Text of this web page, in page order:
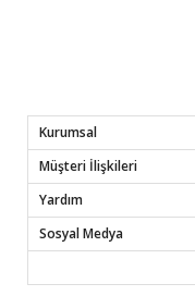
Kurumsal
Müşteri İlişkileri
Yardım
Sosyal Medya